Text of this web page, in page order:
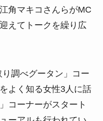
角マキコさんらがMC
えてトークを繰り広
調べグータン」コー
よく知る女性3人に話
コーナーがスタート